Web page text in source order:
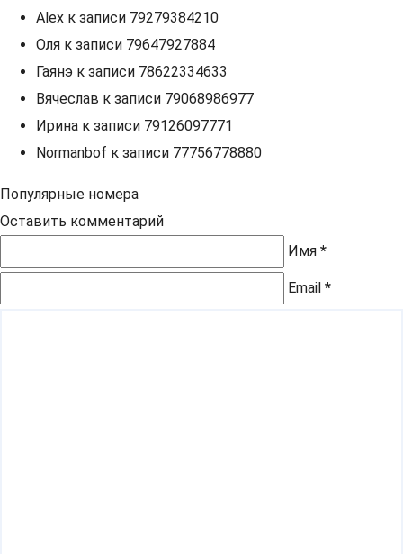
Alex к записи 79279384210
Оля к записи 79647927884
Гаянэ к записи 78622334633
Вячеслав к записи 79068986977
Ирина к записи 79126097771
Normanbof к записи 77756778880
Популярные номера
Оставить комментарий
Имя *
Email *